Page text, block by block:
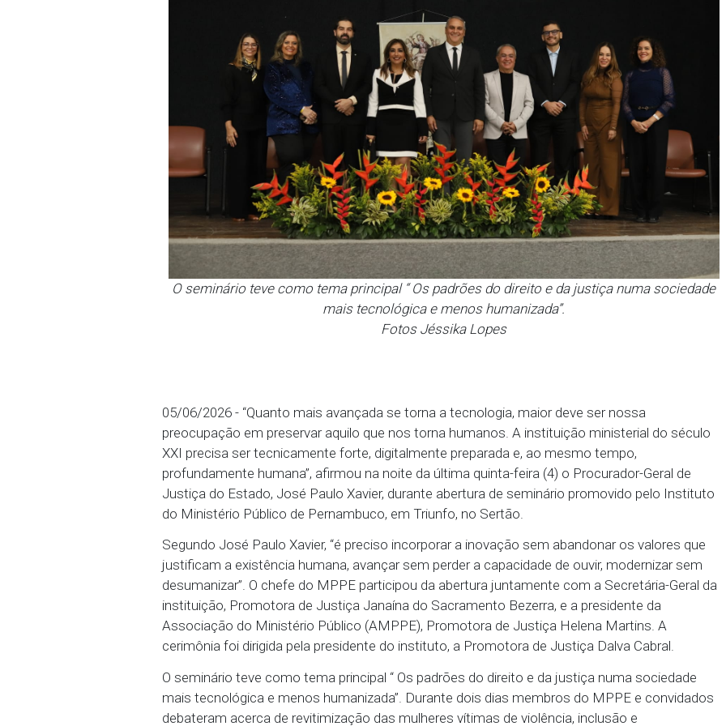
O seminário teve como tema principal “ Os padrões do direito e da
mais tecnológica e menos humanizada”.
Fotos Jéssika Lopes
05/06/2026 - “Quanto mais avançada se torna a tecnologia, maior deve ser
preocupação em preservar aquilo que nos torna humanos. A instituição
XXI precisa ser tecnicamente forte, digitalmente preparada e, ao mesmo
profundamente humana”, afirmou na noite da última quinta-feira (4) o
Justiça do Estado, José Paulo Xavier, durante abertura de seminário
do Ministério Público de Pernambuco, em Triunfo, no Sertão.
Segundo José Paulo Xavier, “é preciso incorporar a inovação sem